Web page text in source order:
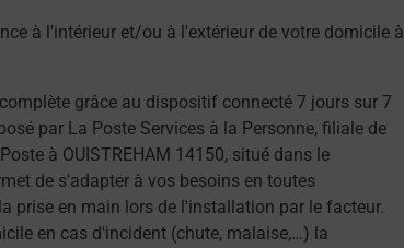
à l'intérieur et/ou à l'extérieur de votre domicile à
grâce au dispositif connecté 7 jours sur 7
par La Poste Services à la Personne, filiale de
à OUISTREHAM 14150, situé dans le
de s'adapter à vos besoins en toutes
prise en main lors de l'installation par le facteur.
en cas d'incident (chute, malaise,…) la